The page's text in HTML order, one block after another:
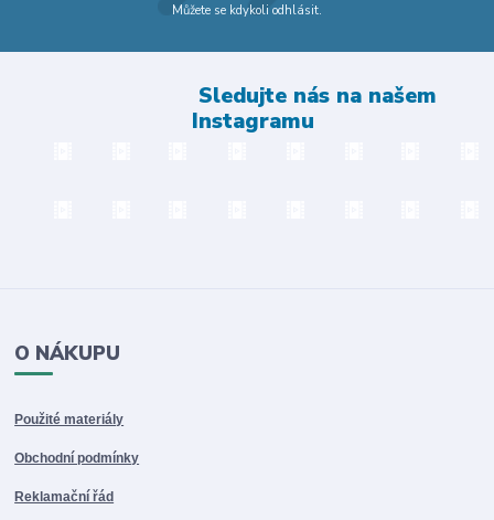
Můžete se kdykoli odhlásit.
Sledujte nás na našem
Instagramu
O NÁKUPU
Použité materiály
Obchodní podmínky
Reklamační řád